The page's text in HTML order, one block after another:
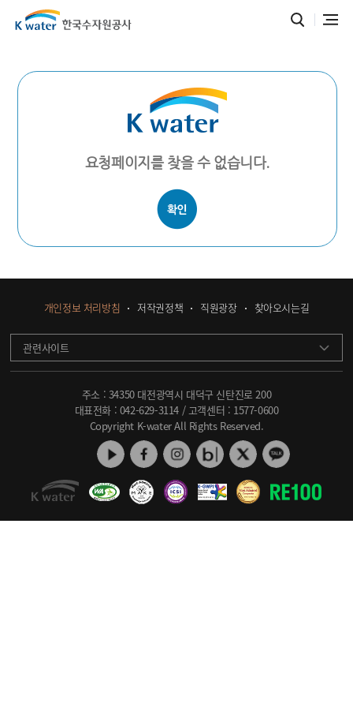
요청페이지를 찾을 수 없습니다.
개인정보 처리방침 저작권정책 직원광장 찾아오시는길
관련사이트
주소 : 34350 대전광역시 대덕구 신탄진로 200
대표전화 : 042-629-3114 / 고객센터 : 1577-0600
Copyright K-water All Rights Reserved.